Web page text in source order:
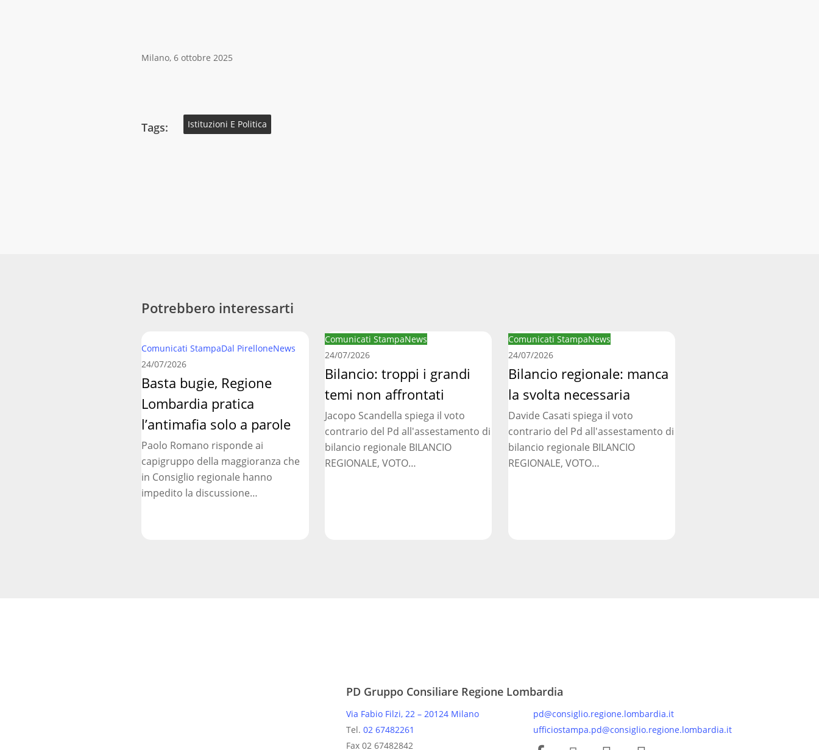
Milano, 6 ottobre 2025
Tags: Istituzioni E Politica
Potrebbero interessarti
Comunicati StampaDal PirelloneNews
bugie,
Regione
Lombardia
pratica
l’antimafia
solo
a
parole
24/07/2026
Basta bugie, Regione
Lombardia pratica
l’antimafia solo a parole
Paolo Romano risponde ai
capigruppo della maggioranza che
in Consiglio regionale hanno
impedito la discussione…
Comunicati StampaNews
Bilancio:
troppi
i
temi
non
affrontati
24/07/2026
Bilancio: troppi i grandi
temi non affrontati
Jacopo Scandella spiega il voto
contrario del Pd all'assestamento di
bilancio regionale BILANCIO
REGIONALE, VOTO…
Comunicati StampaNews
Bilancio
regionale:
manca
svolta
necessaria
24/07/2026
Bilancio regionale: manca
la svolta necessaria
Davide Casati spiega il voto
contrario del Pd all'assestamento di
bilancio regionale BILANCIO
REGIONALE, VOTO…
PD Gruppo Consiliare Regione Lombardia
Via Fabio Filzi, 22 – 20124 Milano
Tel.02 67482261
Fax 02 67482842
pd@consiglio.regione.lombardia.it
ufficiostampa.pd@consiglio.regione.lombardia.it
Pagine Facebook Gruppo Consiliare PD LombardiaPagina Messenger Gruppo Consiliare PD LombardiaPagina Instagram Gruppo PD LombardiaPagina Youtube Gruppo PD Lombardia